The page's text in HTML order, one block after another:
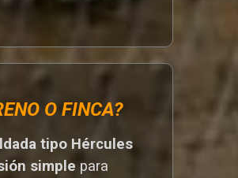
O FINCA?
tipo Hércules
simple para